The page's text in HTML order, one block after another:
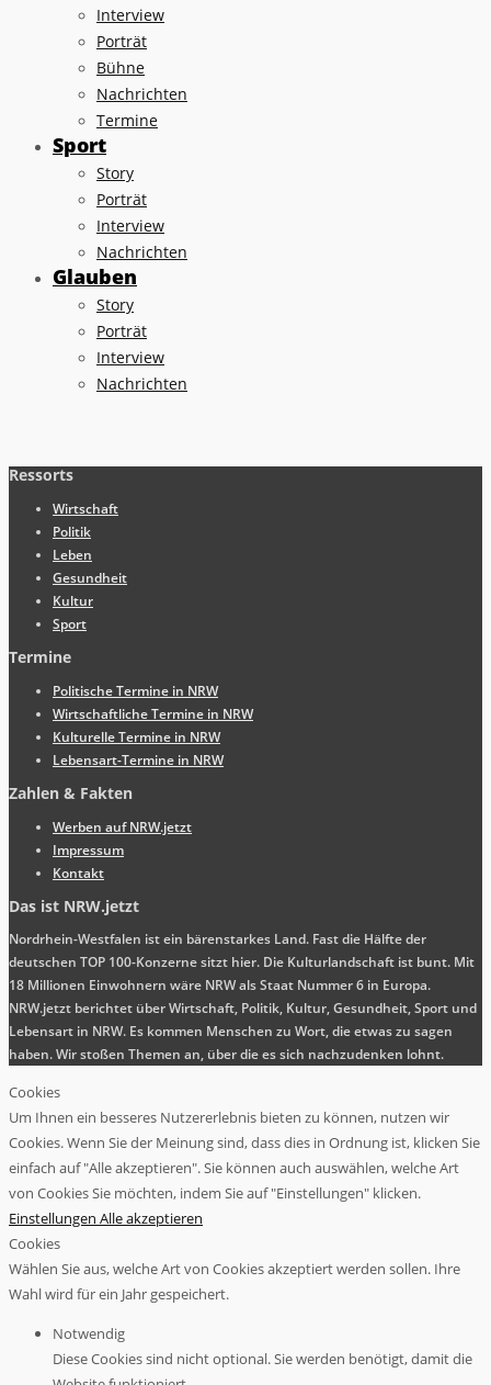
Interview
Porträt
Bühne
Nachrichten
Termine
Sport
Story
Porträt
Interview
Nachrichten
Glauben
Story
Porträt
Interview
Nachrichten
Ressorts
Wirtschaft
Politik
Leben
Gesundheit
Kultur
Sport
Termine
Politische Termine in NRW
Wirtschaftliche Termine in NRW
Kulturelle Termine in NRW
Lebensart-Termine in NRW
Zahlen & Fakten
Werben auf NRW.jetzt
Impressum
Kontakt
Das ist NRW.jetzt
Nordrhein-Westfalen ist ein bärenstarkes Land. Fast die Hälfte der
deutschen TOP 100-Konzerne sitzt hier. Die Kulturlandschaft ist bunt. Mit
18 Millionen Einwohnern wäre NRW als Staat Nummer 6 in Europa.
NRW.jetzt berichtet über Wirtschaft, Politik, Kultur, Gesundheit, Sport und
Lebensart in NRW. Es kommen Menschen zu Wort, die etwas zu sagen
haben. Wir stoßen Themen an, über die es sich nachzudenken lohnt.
Cookies
Um Ihnen ein besseres Nutzererlebnis bieten zu können, nutzen wir
Cookies. Wenn Sie der Meinung sind, dass dies in Ordnung ist, klicken Sie
einfach auf "Alle akzeptieren". Sie können auch auswählen, welche Art
von Cookies Sie möchten, indem Sie auf "Einstellungen" klicken.
Einstellungen Alle akzeptieren
Cookies
Wählen Sie aus, welche Art von Cookies akzeptiert werden sollen. Ihre
Wahl wird für ein Jahr gespeichert.
Notwendig
Diese Cookies sind nicht optional. Sie werden benötigt, damit die